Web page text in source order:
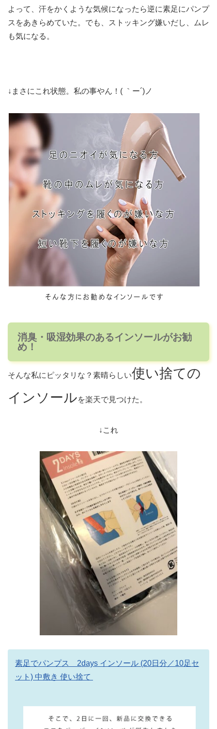
よって、汗をかくような気候になったら逆に素足にパンプ
スをあきらめていた。でも、ストッキング嫌いだし、ムレ
も気になる。
↓まさにこれ状態。私の事やん！( ｀ー´)ノ
消臭・吸湿効果のあるインソールがお勧
め！
そんな私にピッタリな？素晴らしい使い捨ての
インソールを楽天で見つけた。
↓これ
素足でパンプス 2days インソール (20日分／10足セ
ット) 中敷き 使い捨て